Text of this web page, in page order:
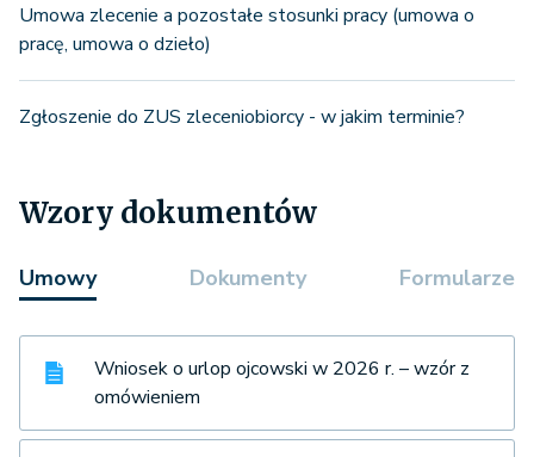
Umowa zlecenie a pozostałe stosunki pracy (umowa o
pracę, umowa o dzieło)
Zgłoszenie do ZUS zleceniobiorcy - w jakim terminie?
Wzory dokumentów
Umowy Dokumenty Formularze
Wniosek o urlop ojcowski w 2026 r. – wzór z
omówieniem